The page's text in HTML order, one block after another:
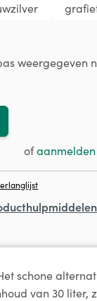
weergegeven
ofaanmelden
schone
van 30 liter,